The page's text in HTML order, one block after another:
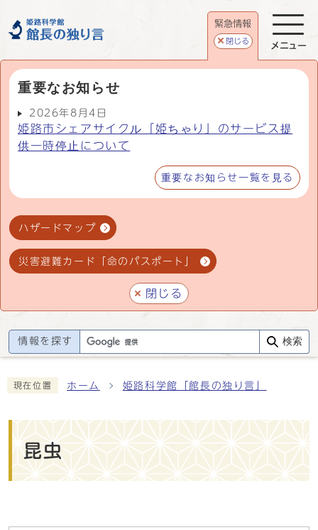
緊急情報
閉じる
重要なお知らせ
2026年8月4日
姫路市シェアサイクル「姫ちゃり」のサービス提
供一時停止について
重要なお知らせ一覧を見る
ハザードマップ
災害避難カード「命のパスポート」
閉じる
メニュー
情報を探す 検索
現在位置 ホーム 姫路科学館「館長の独り言」
昆虫